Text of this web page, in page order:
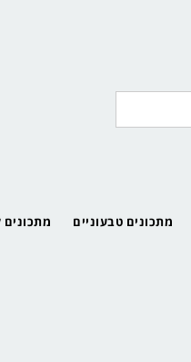
מתכונים טבעוניים מתכונים